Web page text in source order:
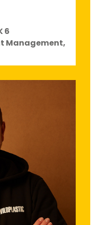
6
Management,